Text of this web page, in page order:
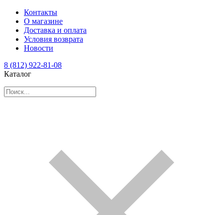
Контакты
О магазине
Доставка и оплата
Условия возврата
Новости
8 (812) 922-81-08
Каталог